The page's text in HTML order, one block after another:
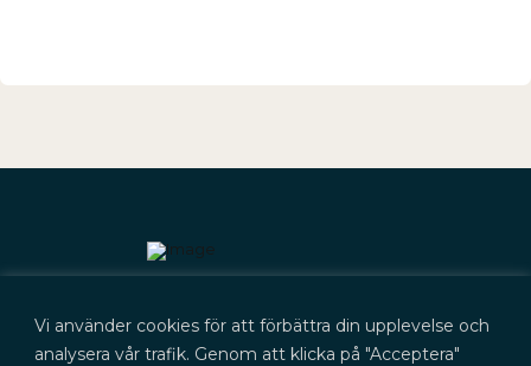
Vi använder cookies för att förbättra din upplevelse och
analysera vår trafik. Genom att klicka på "Acceptera"
+46 (0) 702 566 705
kontakt@lyckegard.com